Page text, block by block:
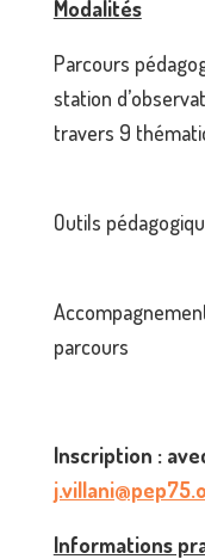
Modalités
Parcours
station
travers
Outils
parcours
Inscription :
Informations